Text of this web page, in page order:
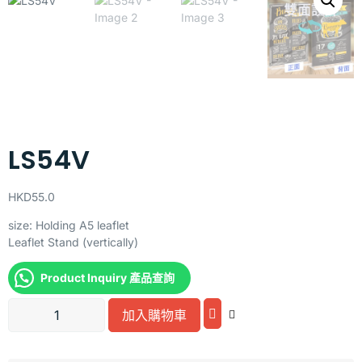
LS54V
HKD55.0
size: Holding A5 leaflet
Leaflet Stand (vertically)
Product Inquiry 產品查詢
加入購物車